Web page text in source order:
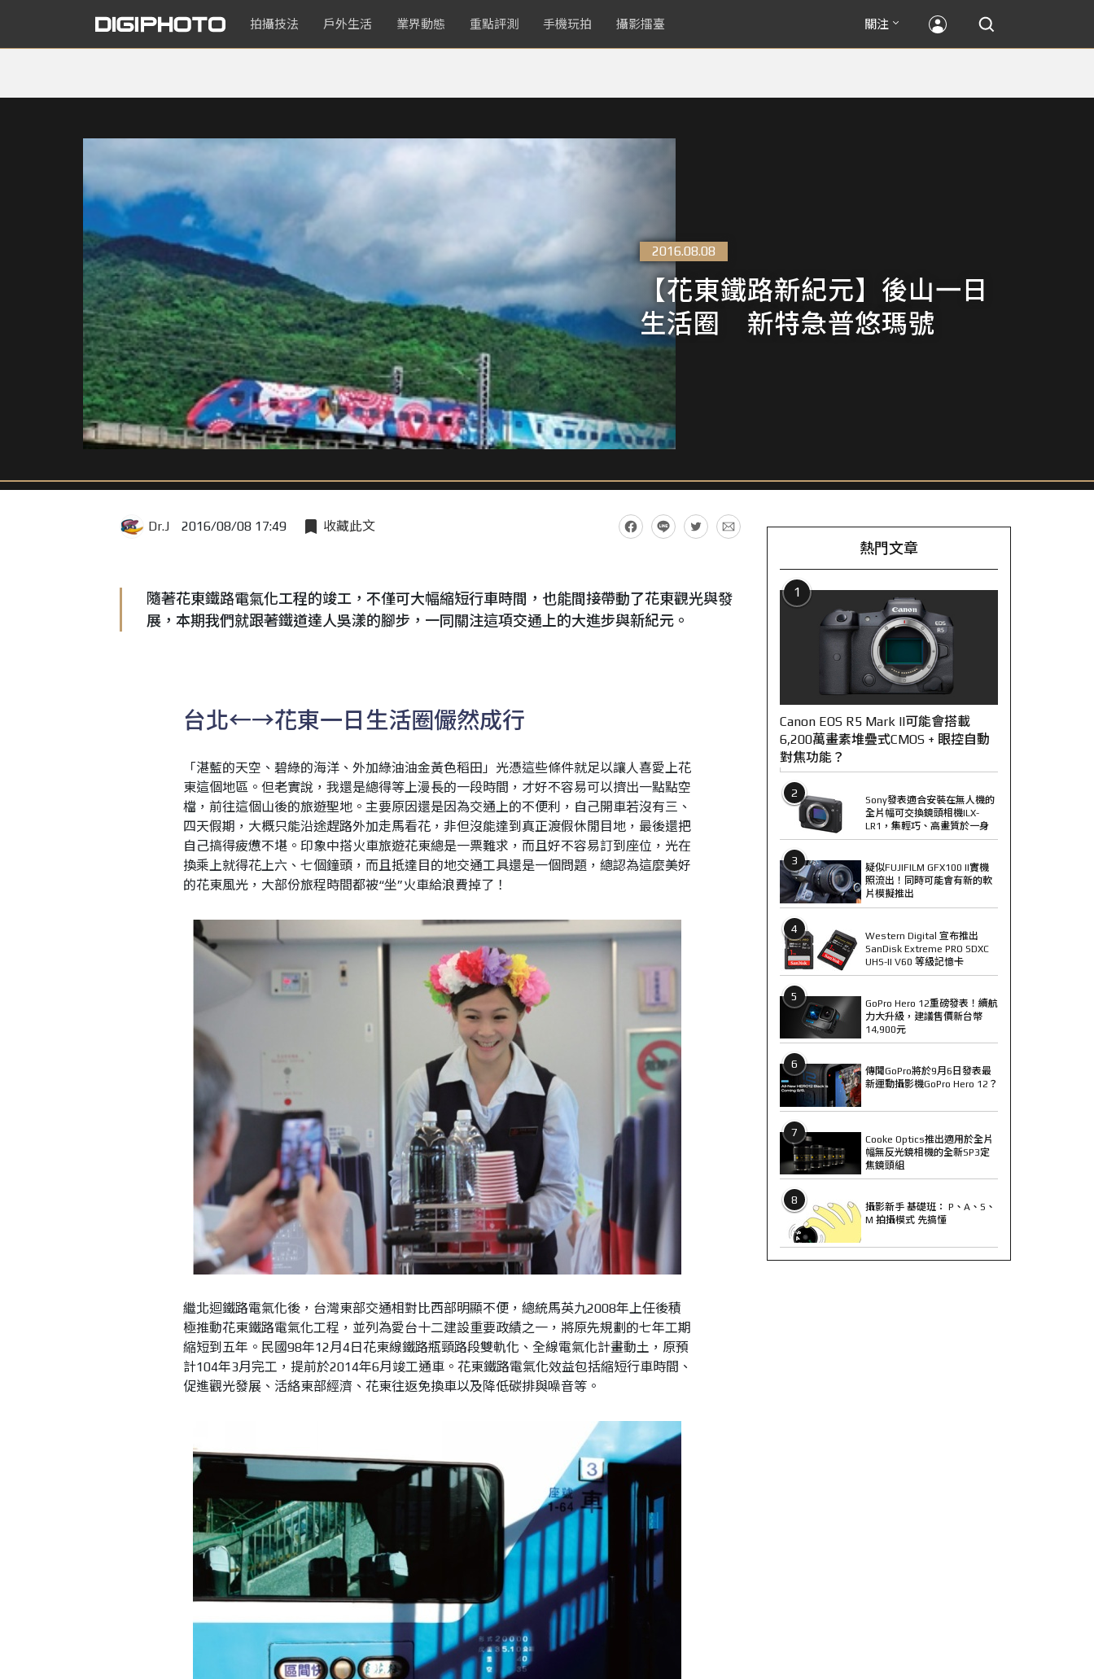
拍攝技法 戶外生活 業界動態 重點評測 手機玩拍 攝影擂臺 關注
2016.08.08
【花東鐵路新紀元】後山一日
生活圈 新特急普悠瑪號
Dr.J 2016/08/08 17:49 收藏此文
隨著花東鐵路電氣化工程的竣工，不僅可大幅縮短行車時間，也能間接帶動了花東觀光與發
展，本期我們就跟著鐵道達人吳漾的腳步，一同關注這項交通上的大進步與新紀元。
台北←→花東一日生活圈儼然成行
「湛藍的天空、碧綠的海洋、外加綠油油金黃色稻田」光憑這些條件就足以讓人喜愛上花
東這個地區。但老實說，我還是總得等上漫長的一段時間，才好不容易可以擠出一點點空
檔，前往這個山後的旅遊聖地。主要原因還是因為交通上的不便利，自己開車若沒有三、
四天假期，大概只能沿途趕路外加走馬看花，非但沒能達到真正渡假休閒目地，最後還把
自己搞得疲憊不堪。印象中搭火車旅遊花東總是一票難求，而且好不容易訂到座位，光在
換乘上就得花上六、七個鐘頭，而且抵達目的地交通工具還是一個問題，總認為這麼美好
的花東風光，大部份旅程時間都被“坐”火車給浪費掉了！
繼北迴鐵路電氣化後，台灣東部交通相對比西部明顯不便，總統馬英九2008年上任後積
極推動花東鐵路電氣化工程，並列為愛台十二建設重要政績之一，將原先規劃的七年工期
縮短到五年。民國98年12月4日花東線鐵路瓶頸路段雙軌化、全線電氣化計畫動土，原預
計104年3月完工，提前於2014年6月竣工通車。花東鐵路電氣化效益包括縮短行車時間、
促進觀光發展、活絡東部經濟、花東往返免換車以及降低碳排與噪音等。
熱門文章
1
Canon EOS R5 Mark II可能會搭載
6,200萬畫素堆疊式CMOS + 眼控自動
對焦功能？
2
Sony發表適合安裝在無人機的
全片幅可交換鏡頭相機ILX-
LR1，集輕巧、高畫質於一身
3
疑似FUJIFILM GFX100 II實機
照流出！同時可能會有新的軟
片模擬推出
4
Western Digital 宣布推出
SanDisk Extreme PRO SDXC
UHS-II V60 等級記憶卡
5
GoPro Hero 12重磅發表！續航
力大升級，建議售價新台幣
14,900元
6
傳聞GoPro將於9月6日發表最
新運動攝影機GoPro Hero 12？
7
Cooke Optics推出適用於全片
幅無反光鏡相機的全新SP3定
焦鏡頭組
8
攝影新手 基礎班： P、A、S、
M 拍攝模式 先搞懂